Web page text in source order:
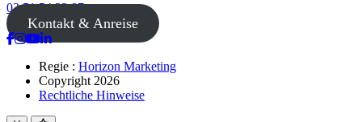
02 51 54 33 87
Kontakt & Anreise
Regie : Horizon Marketing
Copyright 2026
Rechtliche Hinweise